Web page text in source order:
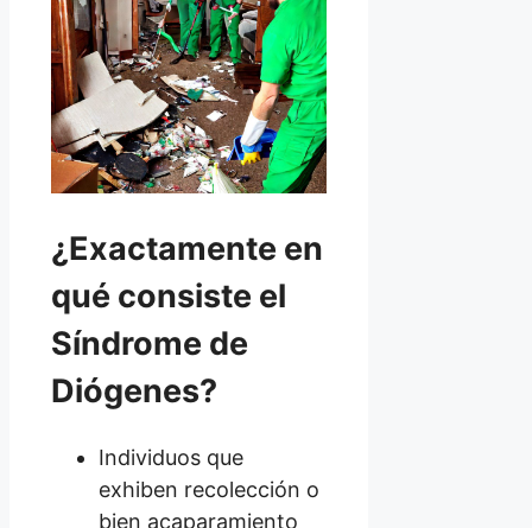
¿Exactamente en
qué consiste el
Síndrome de
Diógenes?
Individuos que
exhiben recolección o
bien acaparamiento